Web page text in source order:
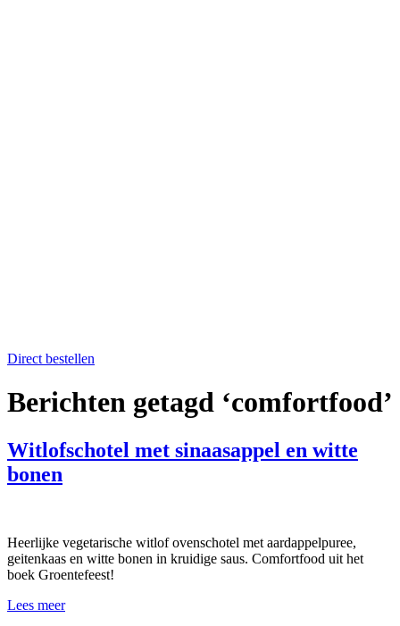
Direct bestellen
Berichten getagd ‘comfortfood’
Witlofschotel met sinaasappel en witte
bonen
Heerlijke vegetarische witlof ovenschotel met aardappelpuree,
geitenkaas en witte bonen in kruidige saus. Comfortfood uit het
boek Groentefeest!
Lees meer